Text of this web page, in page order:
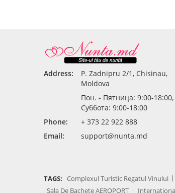
Address:
P. Zadnipru 2/1, Chisinau,
Moldova
Пон. - Пятница: 9:00-18:00,
Суббота: 9:00-18:00
Phone:
+ 373 22 922 888
Email:
support@nunta.md
TAGS: Complexul Turistic Regatul Vinului
Sala De Bachete AEROPORT